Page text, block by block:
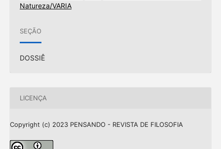
Natureza/VARIA
SEÇÃO
DOSSIÊ
LICENÇA
Copyright (c) 2023 PENSANDO - REVISTA DE FILOSOFIA